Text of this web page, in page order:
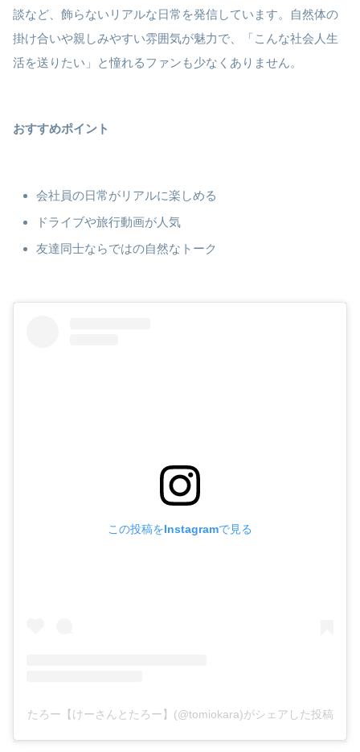
談など、飾らないリアルな日常を発信しています。自然体の
掛け合いや親しみやすい雰囲気が魅力で、「こんな社会人生
活を送りたい」と憧れるファンも少なくありません。
おすすめポイント
会社員の日常がリアルに楽しめる
ドライブや旅行動画が人気
友達同士ならではの自然なトーク
この投稿をInstagramで見る
たろー【けーさんとたろー】(@tomiokara)がシェアした投稿